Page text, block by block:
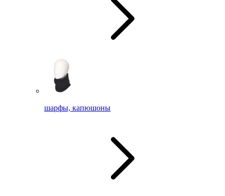
шарфы, капюшоны